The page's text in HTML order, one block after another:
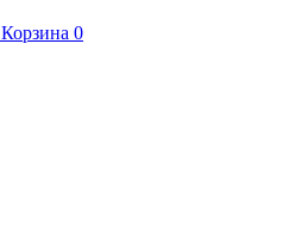
Корзина 0